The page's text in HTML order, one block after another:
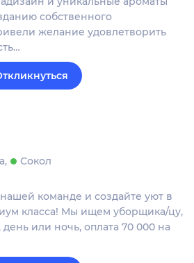
собственного
желание удовлетворить
Сокол
команде и создайте уют в
класса! Мы ищем уборщика/цу,
или ночь, оплата 70 000 на